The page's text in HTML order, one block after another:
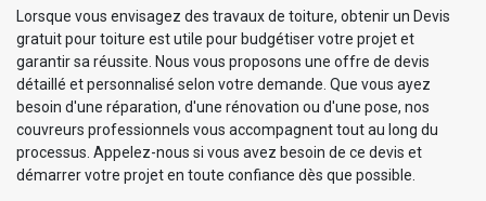
Lorsque vous envisagez des travaux de toiture, obtenir un Devis
gratuit pour toiture est utile pour budgétiser votre projet et
garantir sa réussite. Nous vous proposons une offre de devis
détaillé et personnalisé selon votre demande. Que vous ayez
besoin d'une réparation, d'une rénovation ou d'une pose, nos
couvreurs professionnels vous accompagnent tout au long du
processus. Appelez-nous si vous avez besoin de ce devis et
démarrer votre projet en toute confiance dès que possible.